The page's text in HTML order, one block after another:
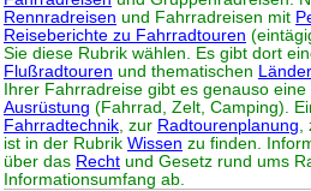
Rennradreisen und Fahrradreisen mit
Reiseberichte zu Fahrradtouren
Sie diese Rubrik wählen. Es gibt dort
Flußradtouren und thematischen
Ihrer Fahrradreise gibt es genauso
Ausrüstung (Fahrrad, Zelt, Camping).
Fahrradtechnik, zur Radtourenplanung,
ist in der Rubrik Wissen zu finden.
über das Recht und Gesetz rund ums
Informationsumfang ab.